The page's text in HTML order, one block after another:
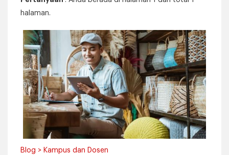
halaman.
Blog > Kampus dan Dosen